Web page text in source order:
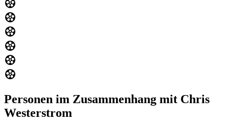
Personen im Zusammenhang mit Chris
Westerstrom